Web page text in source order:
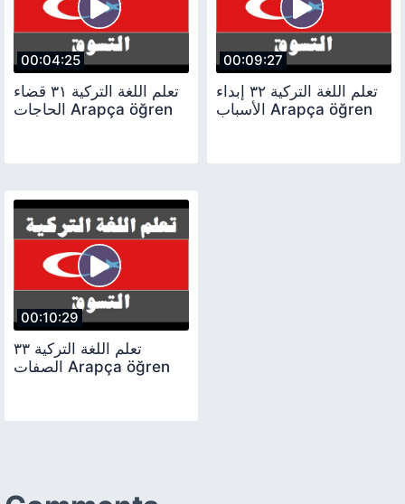
00:04:25
تعلم اللغة التركية ٣١ قضاء
الحاجات Arapça öğren
00:09:27
تعلم اللغة التركية ٣٢ إبداء
الأسباب Arapça öğren
00:10:29
تعلم اللغة التركية ٣٣
الصفات Arapça öğren